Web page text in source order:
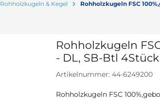
Rohholzkugeln & Kegel Rohholzkugeln FSC
Rohholzkugeln
- DL, SB-Btl 4Stück
Artikelnummer: 44-6249200
Rohholzkugeln FSC